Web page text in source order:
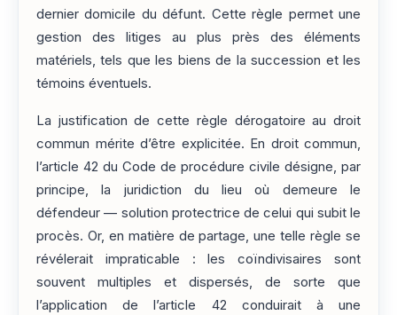
dernier domicile du défunt. Cette règle permet une
gestion des litiges au plus près des éléments
matériels, tels que les biens de la succession et les
témoins éventuels.
La justification de cette règle dérogatoire au droit
commun mérite d’être explicitée. En droit commun,
l’article 42 du Code de procédure civile désigne, par
principe, la juridiction du lieu où demeure le
défendeur — solution protectrice de celui qui subit le
procès. Or, en matière de partage, une telle règle se
révélerait impraticable : les coïndivisaires sont
souvent multiples et dispersés, de sorte que
l’application de l’article 42 conduirait à une